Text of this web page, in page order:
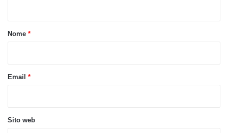
o
Nome *
Email *
Sito web